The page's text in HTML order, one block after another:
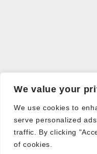
We value your
We use cookies to
serve personalized
traffic. By clicking
of cookies.